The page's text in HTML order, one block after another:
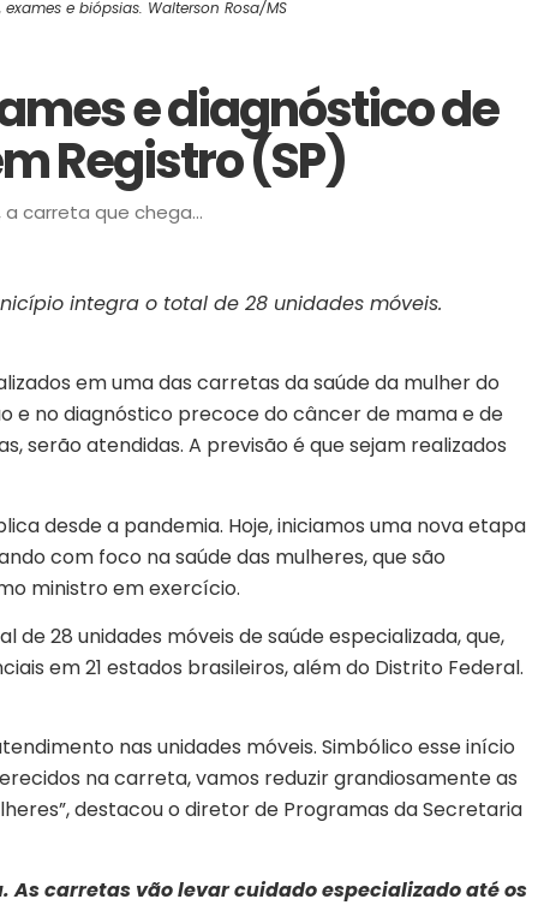
e biópsias. Walterson Rosa/MS
e diagnóstico de
Registro (SP)
carreta que chega...
integra o total de 28 unidades móveis.
em uma das carretas da saúde da mulher do
e no diagnóstico precoce do câncer de mama e de
serão atendidas. A previsão é que sejam realizados
desde a pandemia. Hoje, iniciamos uma nova etapa
com foco na saúde das mulheres, que são
ministro em exercício.
28 unidades móveis de saúde especializada, que,
em 21 estados brasileiros, além do Distrito Federal.
nas unidades móveis. Simbólico esse início
na carreta, vamos reduzir grandiosamente as
destacou o diretor de Programas da Secretaria
carretas vão levar cuidado especializado até os